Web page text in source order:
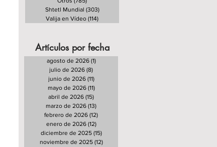
Shtetl Mundial (303)303 entradas
Valija en Vídeo (114)
Artículos por fecha
agosto de 2026 (1)1 entrada
julio de 2026 (8)
junio de 2026 (11)11 entradas
mayo de 2026 (11)11 entradas
abril de 2026 (15)
marzo de 2026 (13)
febrero de 2026 (12)
enero de 2026 (12)12 entradas
diciembre de 2025 (15)15 entradas
noviembre de 2025 (12)12 entradas